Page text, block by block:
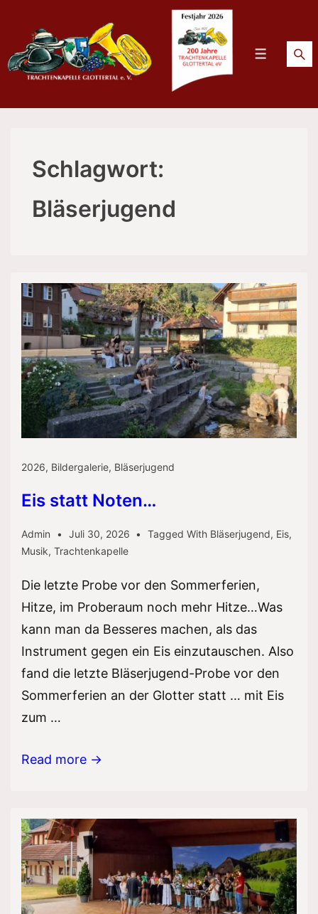
Inhalt
Menü
Schlagwort:
Bläserjugend
2026, Bildergalerie, Bläserjugend
Eis statt Noten…
Admin Juli 30, 2026 Tagged With Bläserjugend, Eis,
Musik, Trachtenkapelle
Die letzte Probe vor den Sommerferien,
Hitze, im Proberaum noch mehr Hitze…Was
kann man da Besseres machen, als das
Instrument gegen ein Eis einzutauschen. Also
fand die letzte Bläserjugend-Probe vor den
Sommerferien an der Glotter statt … mit Eis
zum …
Eis
Read more →